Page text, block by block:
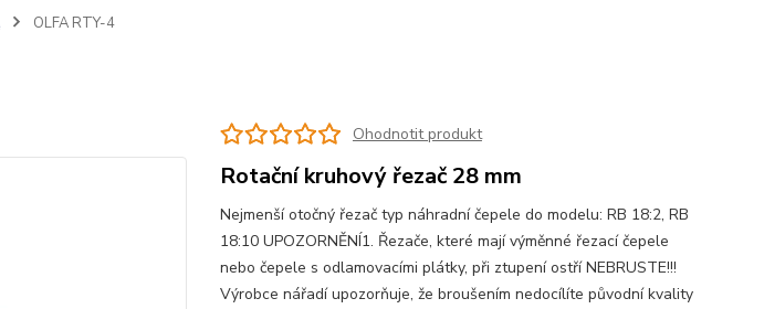
OLFA RTY-4
Ohodnotit produkt
Rotační kruhový řezač 28 mm
Nejmenší otočný řezač typ náhradní čepele do modelu: RB 18:2, RB
18:10 UPOZORNĚNÍ1. Řezače, které mají výměnné řezací čepele
nebo čepele s odlamovacími plátky, při ztupení ostří NEBRUSTE!!!
Výrobce nářadí upozorňuje, že broušením nedocílíte původní kvality